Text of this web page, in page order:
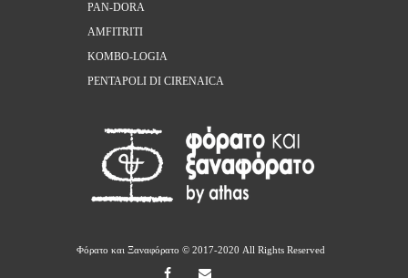
PAN-DORA
AMFITRITI
KOMBO-LOGIA
PENTAPOLI DI CIRENAICA
Φόρατο και Ξαναφόρατο © 2017-2020 All Rights Reserved